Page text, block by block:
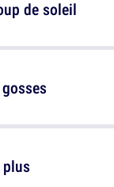
de soleil